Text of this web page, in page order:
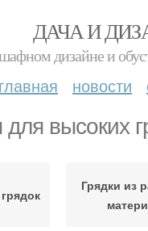
ДАЧА И
дизайне и
главная новости
высоких
Грядки из